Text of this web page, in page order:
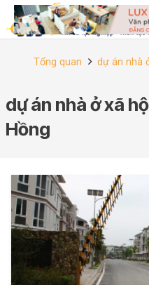
Tổng quan dự án nhà
dự án nhà ở xã
Hồng